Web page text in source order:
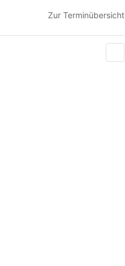
Zur Terminübersicht